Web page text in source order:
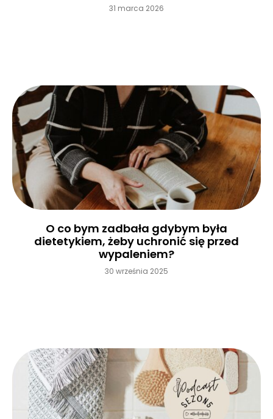
31 marca 2026
O co bym zadbała gdybym była
dietetykiem, żeby uchronić się przed
wypaleniem?
30 września 2025